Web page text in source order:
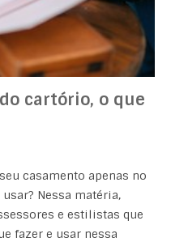
cartório, o que
casamento apenas no
Nessa matéria,
e estilistas que
fazer e usar nessa